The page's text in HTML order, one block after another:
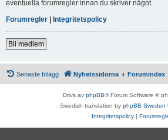
eventuella forumregler innan du skriver något.
Forumregler | Integritetspolicy
Bli medlem
Senaste Inlägg Nyhetssidorna Forumindex
Drivs av phpBB® Forum Software ©
Swedish translation by phpBB Sweden
Integritetspolicy |